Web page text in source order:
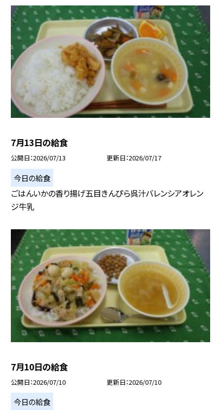
7月13日の給食
公開日 2026/07/13 更新日 2026/07/17
今日の給食
ごはんいかの香り揚げ五目きんぴら呉汁バレンシアオレン
ジ牛乳
7月10日の給食
公開日 2026/07/10 更新日 2026/07/10
今日の給食